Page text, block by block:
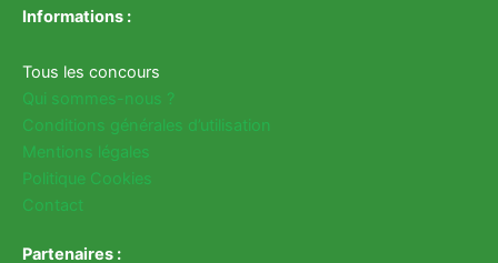
Informations :
Tous les concours
Qui sommes-nous ?
Conditions générales d’utilisation
Mentions légales
Politique Cookies
Contact
Partenaires :